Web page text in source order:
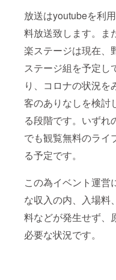
放送はyoutubeを利
料放送致します。ま
楽ステージは現在、
ステージ組を予定し
り、コロナの状況を
客のありなしを検討
る段階です。いずれ
でも観覧無料のライ
る予定です。
この為イベント運営
な収入の内、入場料
料などが発生せず、
必要な状況です。